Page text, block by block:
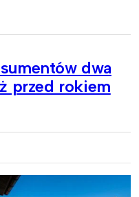
dwa
przed rokiem